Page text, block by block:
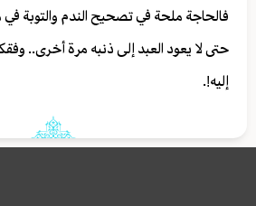
فالحاجة ملحة في تصحيح الندم والتوبة في
حتى لا يعود العبد إلى ذنبه مرة أخرى..
إليه!.